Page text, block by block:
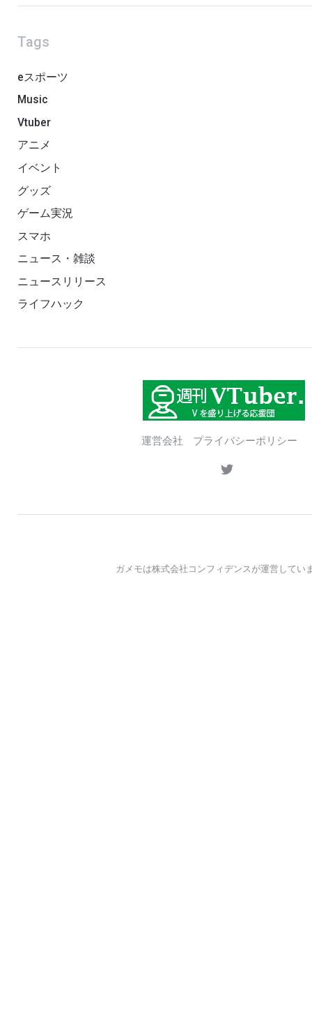
Tags
eスポーツ
Music
Vtuber
アニメ
イベント
グッズ
ゲーム実況
スマホ
ニュース・雑談
ニュースリリース
ライフハック
運営会社 プライバシーポリシー
ガメモは株式会社コンフィデンスが運営してい